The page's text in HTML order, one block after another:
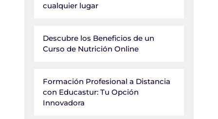
cualquier lugar
Descubre los Beneficios de un
Curso de Nutrición Online
Formación Profesional a Distancia
con Educastur: Tu Opción
Innovadora